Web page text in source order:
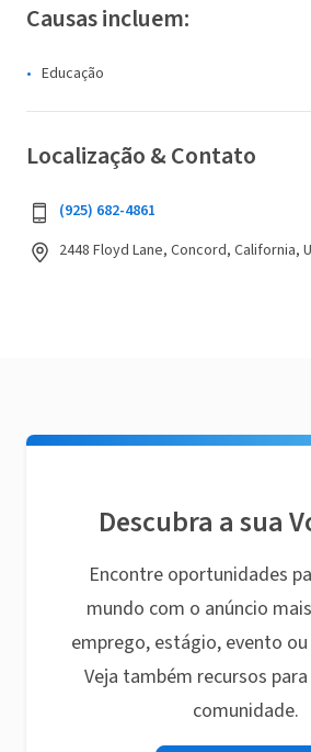
Causas incluem:
Educação
Localização & Contato
(925) 682-4861
2448 Floyd Lane, Concord, California,
Descubra a sua
Encontre oportunidades
mundo com o anúncio
emprego, estágio, evento
Veja também recursos
comunidade.